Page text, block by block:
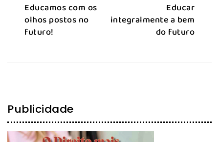
Educamos com os
olhos postos no
futuro!
Educar
integralmente a bem
do futuro
Publicidade